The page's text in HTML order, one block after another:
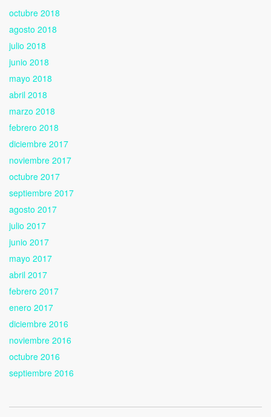
octubre 2018
agosto 2018
julio 2018
junio 2018
mayo 2018
abril 2018
marzo 2018
febrero 2018
diciembre 2017
noviembre 2017
octubre 2017
septiembre 2017
agosto 2017
julio 2017
junio 2017
mayo 2017
abril 2017
febrero 2017
enero 2017
diciembre 2016
noviembre 2016
octubre 2016
septiembre 2016